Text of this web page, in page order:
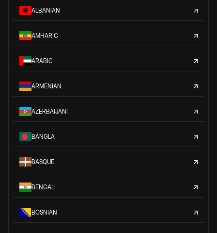
ALBANIAN
AMHARIC
ARABIC
ARMENIAN
AZERBAIJANI
BANGLA
BASQUE
BENGALI
BOSNIAN